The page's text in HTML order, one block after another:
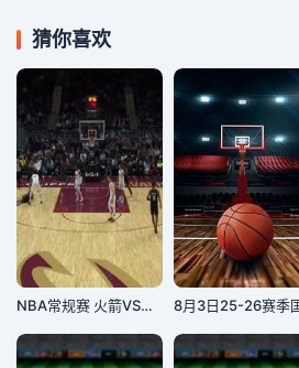
猜你喜欢
NBA常规赛 火箭VS骑士 20231219